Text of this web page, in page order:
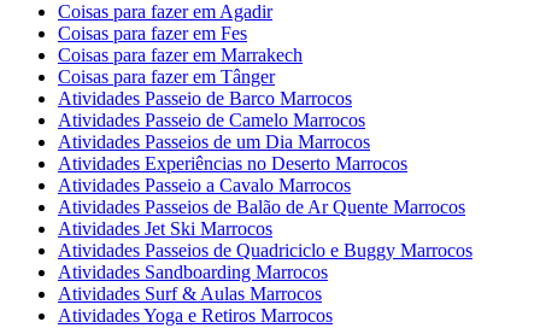
Coisas para fazer em Agadir
Coisas para fazer em Fes
Coisas para fazer em Marrakech
Coisas para fazer em Tânger
Atividades Passeio de Barco Marrocos
Atividades Passeio de Camelo Marrocos
Atividades Passeios de um Dia Marrocos
Atividades Experiências no Deserto Marrocos
Atividades Passeio a Cavalo Marrocos
Atividades Passeios de Balão de Ar Quente Marrocos
Atividades Jet Ski Marrocos
Atividades Passeios de Quadriciclo e Buggy Marrocos
Atividades Sandboarding Marrocos
Atividades Surf & Aulas Marrocos
Atividades Yoga e Retiros Marrocos